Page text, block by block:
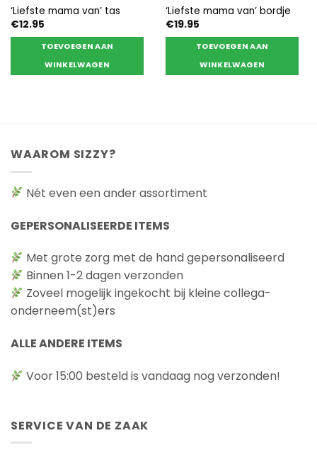
‘Liefste mama van’ tas
€12.95
TOEVOEGEN AAN
WINKELWAGEN
‘Liefste mama van’ bordje
€19.95
TOEVOEGEN AAN
WINKELWAGEN
WAAROM SIZZY?
Nét even een ander assortiment
GEPERSONALISEERDE ITEMS
Met grote zorg met de hand gepersonaliseerd
Binnen 1-2 dagen verzonden
Zoveel mogelijk ingekocht bij kleine collega-
onderneem(st)ers
ALLE ANDERE ITEMS
Voor 15:00 besteld is vandaag nog verzonden!
SERVICE VAN DE ZAAK